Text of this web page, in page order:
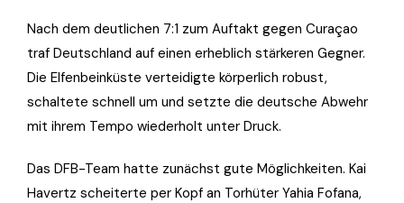
Nach dem deutlichen 7:1 zum Auftakt gegen Curaçao
traf Deutschland auf einen erheblich stärkeren Gegner.
Die Elfenbeinküste verteidigte körperlich robust,
schaltete schnell um und setzte die deutsche Abwehr
mit ihrem Tempo wiederholt unter Druck.
Das DFB-Team hatte zunächst gute Möglichkeiten. Kai
Havertz scheiterte per Kopf an Torhüter Yahia Fofana,